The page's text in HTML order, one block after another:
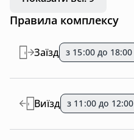
Правила комплексу
Заїзд з 15:00 до 18:00
Виїзд з 11:00 до 12:00